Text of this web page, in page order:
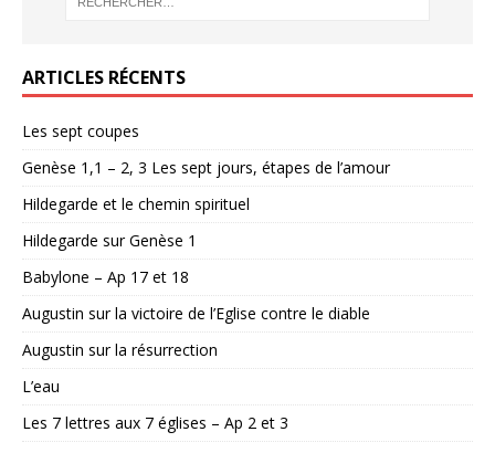
ARTICLES RÉCENTS
Les sept coupes
Genèse 1,1 – 2, 3 Les sept jours, étapes de l’amour
Hildegarde et le chemin spirituel
Hildegarde sur Genèse 1
Babylone – Ap 17 et 18
Augustin sur la victoire de l’Eglise contre le diable
Augustin sur la résurrection
L’eau
Les 7 lettres aux 7 églises – Ap 2 et 3